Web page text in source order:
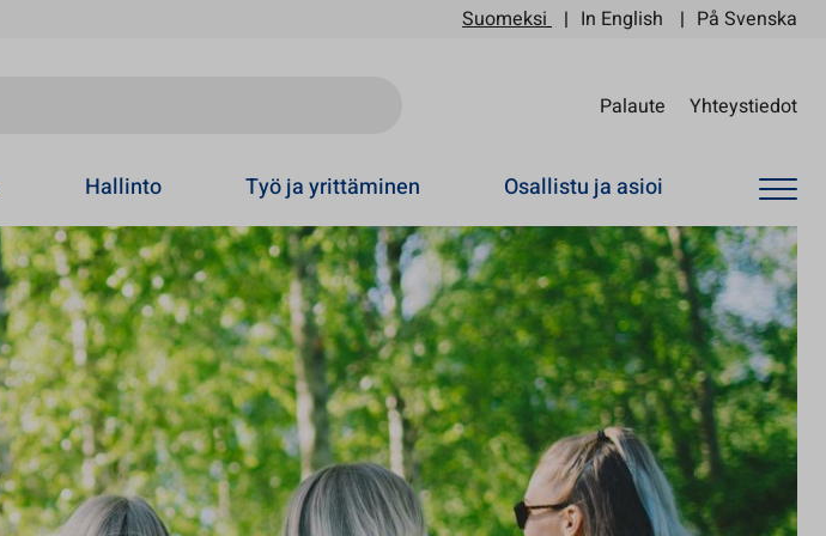
Suomeksi In English På Svenska
Palaute Yhteystiedot
Hallinto Työ ja yrittäminen Osallistu ja asioi